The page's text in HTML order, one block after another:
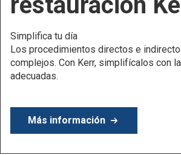
Preserva lo que importa, con total
productos de endodoncia.
Más información